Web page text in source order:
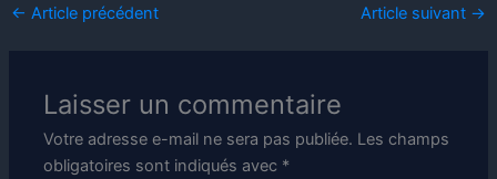
← Article précédent Article suivant →
Laisser un commentaire
Votre adresse e-mail ne sera pas publiée. Les champs
obligatoires sont indiqués avec *